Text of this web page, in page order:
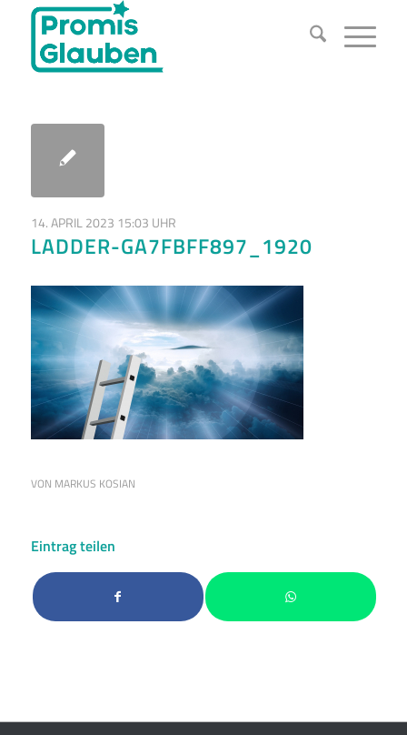
14. APRIL 2023 15:03 UHR
LADDER-GA7FBFF897_1920
VON MARKUS KOSIAN
Eintrag teilen